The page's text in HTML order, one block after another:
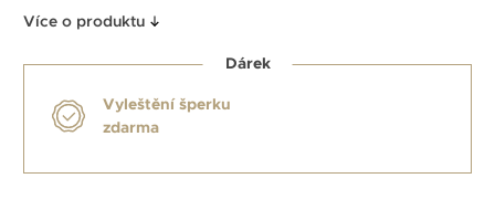
Více o produktu
Dárek
Vyleštění šperku
zdarma